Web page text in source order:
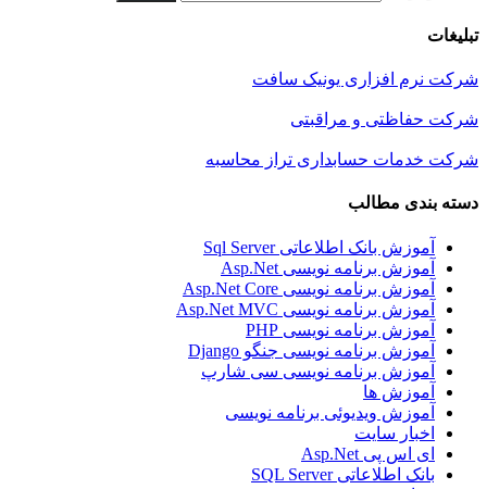
تبلیغات
شرکت نرم افزاری یونیک سافت
شرکت حفاظتی و مراقبتی
شرکت خدمات حسابداری تراز محاسبه
دسته بندی مطالب
آموزش بانک اطلاعاتی Sql Server
آموزش برنامه نویسی Asp.Net
آموزش برنامه نویسی Asp.Net Core
آموزش برنامه نویسی Asp.Net MVC
آموزش برنامه نویسی PHP
آموزش برنامه نویسی جنگو Django
آموزش برنامه نویسی سی شارپ
آموزش ها
آموزش ویدیوئی برنامه نویسی
اخبار سایت
ای اس پی Asp.Net
بانک اطلاعاتی SQL Server